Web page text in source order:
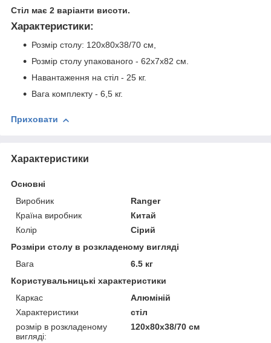
Стіл має 2 варіанти висоти.
Характеристики:
Розмір столу: 120х80х38/70 см,
Розмір столу упакованого - 62х7х82 см.
Навантаження на стіл - 25 кг.
Вага комплекту - 6,5 кг.
Приховати
Характеристики
Основні
Виробник
Ranger
Країна виробник
Китай
Колір
Сірий
Розміри столу в розкладеному вигляді
Вага
6.5 кг
Користувальницькі характеристики
Каркас
Алюміній
Характеристики
стіл
розмір в розкладеному
вигляді:
120х80х38/70 см